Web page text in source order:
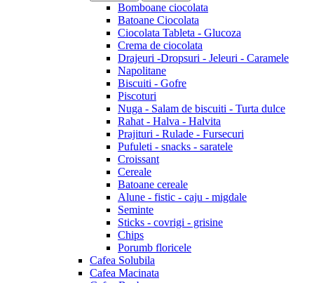
Bomboane ciocolata
Batoane Ciocolata
Ciocolata Tableta - Glucoza
Crema de ciocolata
Drajeuri -Dropsuri - Jeleuri - Caramele
Napolitane
Biscuiti - Gofre
Piscoturi
Nuga - Salam de biscuiti - Turta dulce
Rahat - Halva - Halvita
Prajituri - Rulade - Fursecuri
Pufuleti - snacks - saratele
Croissant
Cereale
Batoane cereale
Alune - fistic - caju - migdale
Seminte
Sticks - covrigi - grisine
Chips
Porumb floricele
Cafea Solubila
Cafea Macinata